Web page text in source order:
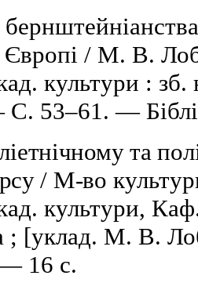
Європі / М. В.
культури : зб.
С. 53–61. —
та
/ М-во
культури,
; [уклад. М. В.
16 с.